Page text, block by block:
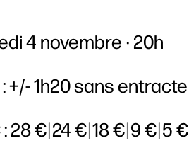
4 novembre 20h
+/- 1h20 sans entracte
28 €|24 €|18 €|9 €|5 €